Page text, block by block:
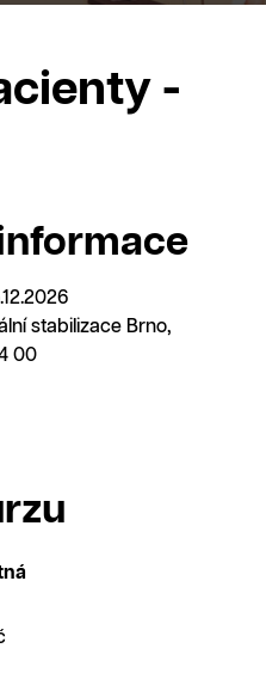
-
stabilizace Brno,
00